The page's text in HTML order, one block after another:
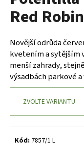
0,0
z
hvězdiček.
Red Robin
Novější odrůda
kvetením a sytějším
menší zahrady,
výsadbách parkové
ZVOLTE VARIANTU
Kód: 7857/1 L
a
j
í
t
?